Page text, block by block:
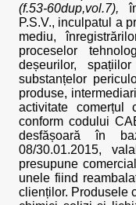
(f.53-60dup,vol.7),
P.S.V., inculpatul a
mediu,
proceselor
deșeurilor,
substanțelor
produse,
activitate comerțul
conform codului
desfășoară în
08/30.01.2015,
presupune
unele fiind
clienților. Produsele